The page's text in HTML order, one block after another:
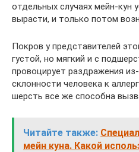
отдельных случаях мейн-кун
вырасти, и только потом
Покров у представителей
густой, но мягкий и с
провоцирует раздражения
склонности человека к
шерсть все же способна
Читайте также:
мейн куна. Какой